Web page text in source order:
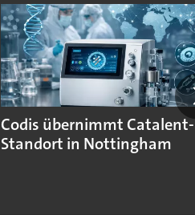
Codis übernimmt Catalent-
Standort in Nottingham